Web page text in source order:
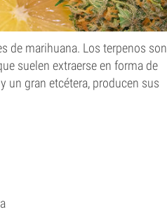
de marihuana. Los terpenos son
suelen extraerse en forma de
un gran etcétera, producen sus